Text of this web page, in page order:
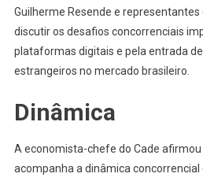
Guilherme Resende e
discutir os desafios concorrenciais
plataformas digitais e pela entrada
estrangeiros no mercado brasileiro.
Dinâmica
A economista-chefe do Cade
acompanha a dinâmica